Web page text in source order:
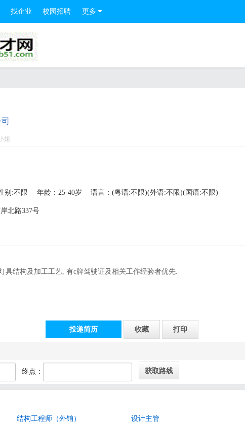
找企业 校园招聘 更多
姐
别:不限 年龄：25-40岁 语言：(粤语:不限)(外语:不限)(国语:不限)
北路337号
具结构及加工工艺, 有c牌驾驶证及相关工作经验者优先.
投递简历 收藏 打印
东岸北路337号
终点：
结构工程师（外销） 设计主管